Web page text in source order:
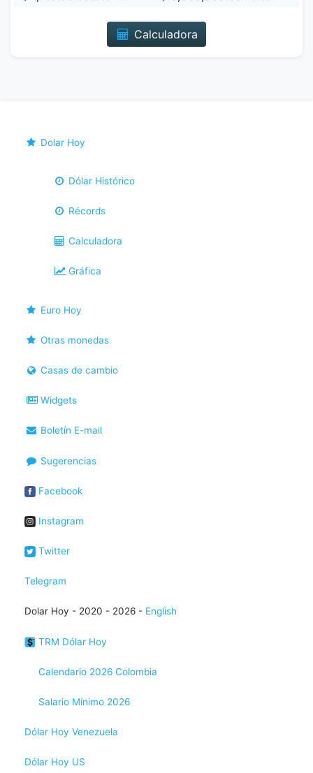
Calculadora
Dolar Hoy
Dólar Histórico
Récords
Calculadora
Gráfica
Euro Hoy
Otras monedas
Casas de cambio
Widgets
Boletín E-mail
Sugerencias
Facebook
Instagram
Twitter
Telegram
Dolar Hoy - 2020 - 2026 - English
TRM Dólar Hoy
Calendario 2026 Colombia
Salario Mínimo 2026
Dólar Hoy Venezuela
Dólar Hoy US